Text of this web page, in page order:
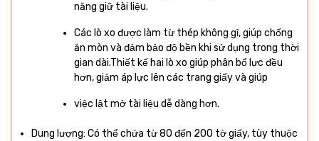
năng giữ tài liệu.
Các lò xo được làm từ thép không gỉ, giúp chống
ăn mòn và đảm bảo độ bền khi sử dụng trong thời
gian dài.Thiết kế hai lò xo giúp phân bổ lực đều
hơn, giảm áp lực lên các trang giấy và giúp
việc lật mở tài liệu dễ dàng hơn.
Dung lượng: Có thể chứa từ 80 đến 200 tờ giấy, tùy thuộc